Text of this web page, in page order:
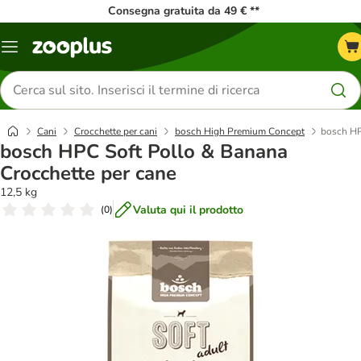
Consegna gratuita da 49 € **
Overview
Cerca
prodotti
Cani Crocchette per cani bosch High Premium Concept bosch
bosch HPC Soft Pollo & Banana
Crocchette per cane
12,5 kg
(0) Valuta qui il prodotto